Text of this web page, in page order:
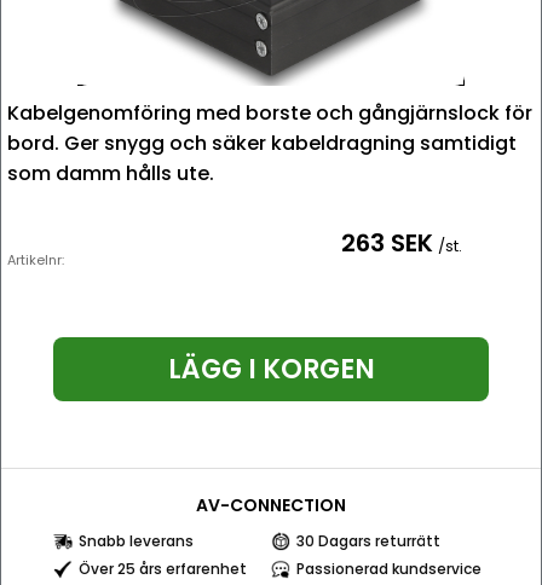
Kabelgenomföring med borste och gångjärnslock för
bord. Ger snygg och säker kabeldragning samtidigt
som damm hålls ute.
Artikelnr: 263 SEK /st.
LÄGG I KORGEN
AV-CONNECTION
Snabb leverans
30 Dagars returrätt
Över 25 års erfarenhet
Passionerad kundservice